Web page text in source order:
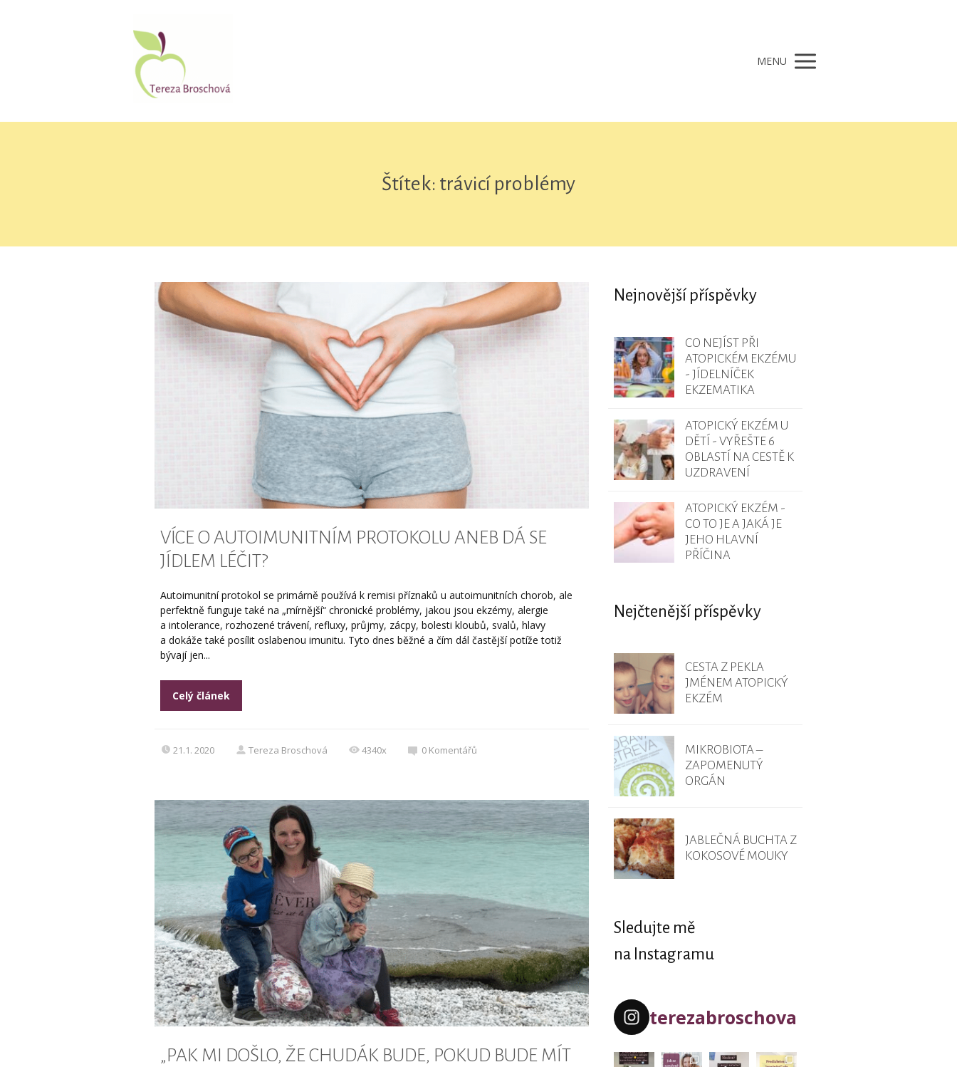
MENU
Štítek: trávicí problémy
VÍCE O AUTOIMUNITNÍM PROTOKOLU ANEB DÁ SE
JÍDLEM LÉČIT?
Autoimunitní protokol se primárně používá k remisi příznaků u autoimunitních chorob, ale
perfektně funguje také na „mírnější“ chronické problémy, jakou jsou ekzémy, alergie
a intolerance, rozhozené trávení, refluxy, průjmy, zácpy, bolesti kloubů, svalů, hlavy
a dokáže také posílit oslabenou imunitu. Tyto dnes běžné a čím dál častější potíže totiž
bývají jen...
Celý článek
21.1. 2020 Tereza Broschová 4340x 0 Komentářů
„PAK MI DOŠLO, ŽE CHUDÁK BUDE, POKUD BUDE MÍT
Nejnovější příspěvky
CO NEJÍST PŘI
ATOPICKÉM EKZÉMU
- JÍDELNÍČEK
EKZEMATIKA
ATOPICKÝ EKZÉM U
DĚTÍ - VYŘEŠTE 6
OBLASTÍ NA CESTĚ K
UZDRAVENÍ
ATOPICKÝ EKZÉM -
CO TO JE A JAKÁ JE
JEHO HLAVNÍ
PŘÍČINA
Nejčtenější příspěvky
CESTA Z PEKLA
JMÉNEM ATOPICKÝ
EKZÉM
MIKROBIOTA –
ZAPOMENUTÝ
ORGÁN
JABLEČNÁ BUCHTA Z
KOKOSOVÉ MOUKY
Sledujte mě
na Instagramu
terezabroschova